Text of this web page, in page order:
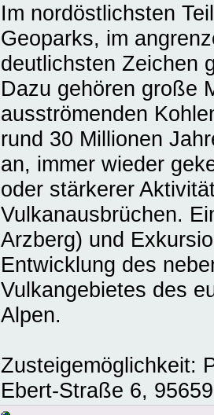
Im nordöstlichsten
Geoparks, im
deutlichsten Zeichen
Dazu gehören große
ausströmenden
rund 30 Millionen
an, immer wieder
oder stärkerer
Vulkanausbrüchen.
Arzberg) und
Entwicklung des
Vulkangebietes des
Alpen.
Zusteigemöglichkeit:
Ebert-Straße 6,